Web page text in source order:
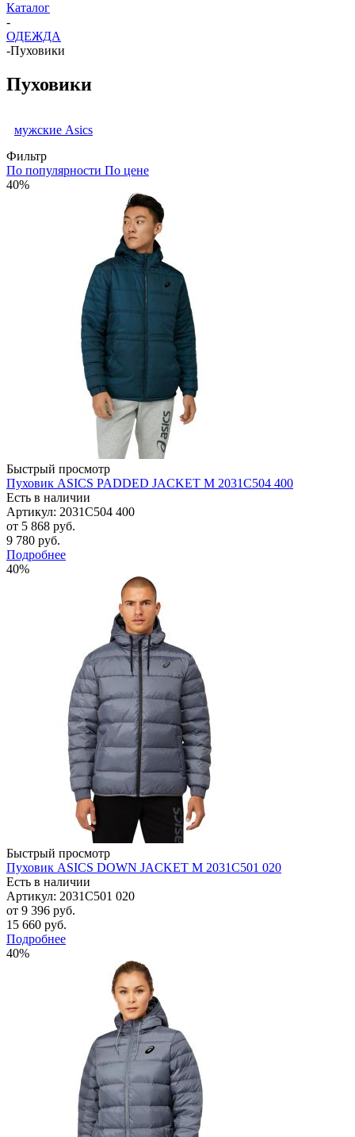
Каталог
-
ОДЕЖДА
-Пуховики
Пуховики
мужские Asics
Фильтр
По популярности По цене
40%
Быстрый просмотр
Пуховик ASICS PADDED JACKET M 2031C504 400
Есть в наличии
Артикул: 2031C504 400
от 5 868 руб.
9 780 руб.
Подробнее
40%
Быстрый просмотр
Пуховик ASICS DOWN JACKET M 2031C501 020
Есть в наличии
Артикул: 2031C501 020
от 9 396 руб.
15 660 руб.
Подробнее
40%